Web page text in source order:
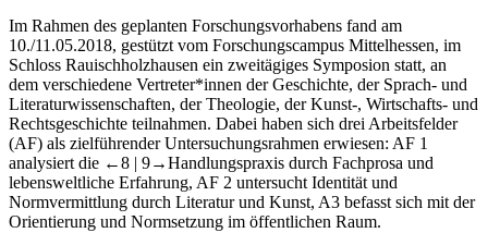
Im Rahmen des geplanten Forschungsvorhabens fand am
10./11.05.2018, gestützt vom Forschungscampus Mittelhessen, im
Schloss Rauischholzhausen ein zweitägiges Symposion statt, an
dem verschiedene Vertreter*innen der Geschichte, der Sprach- und
Literaturwissenschaften, der Theologie, der Kunst-, Wirtschafts- und
Rechtsgeschichte teilnahmen. Dabei haben sich drei Arbeitsfelder
(AF) als zielführender Untersuchungsrahmen erwiesen: AF 1
analysiert die ←8 | 9→Handlungspraxis durch Fachprosa und
lebensweltliche Erfahrung, AF 2 untersucht Identität und
Normvermittlung durch Literatur und Kunst, A3 befasst sich mit der
Orientierung und Normsetzung im öffentlichen Raum.